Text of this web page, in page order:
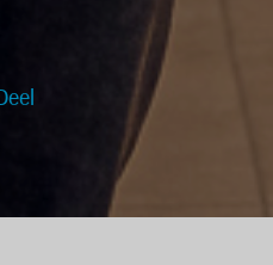
Deel